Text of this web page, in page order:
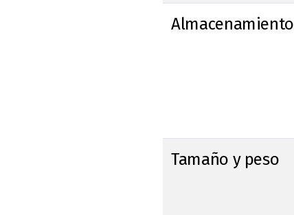
Almacenamiento
Tamaño y peso